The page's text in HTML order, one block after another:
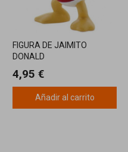
FIGURA DE JAIMITO
DONALD
4,95 €
Añadir al carrito